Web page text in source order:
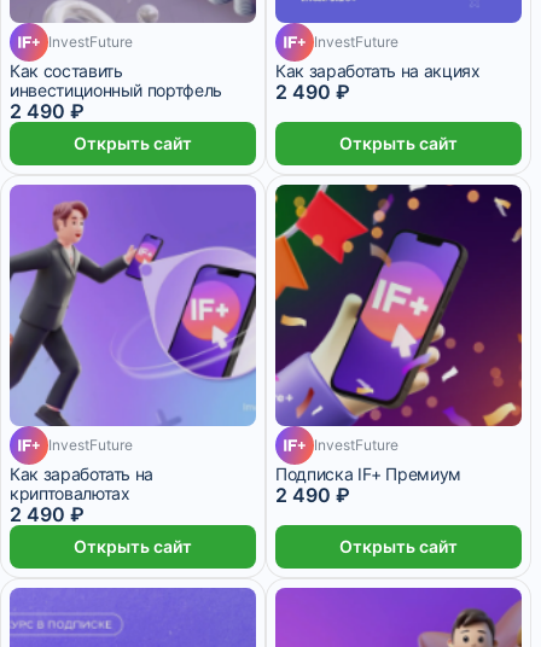
InvestFuture
Как составить
инвестиционный портфель
2 490 ₽
Открыть сайт
InvestFuture
Как заработать на акциях
2 490 ₽
Открыть сайт
InvestFuture
Как заработать на
криптовалютах
2 490 ₽
Открыть сайт
InvestFuture
Подписка IF+ Премиум
2 490 ₽
Открыть сайт